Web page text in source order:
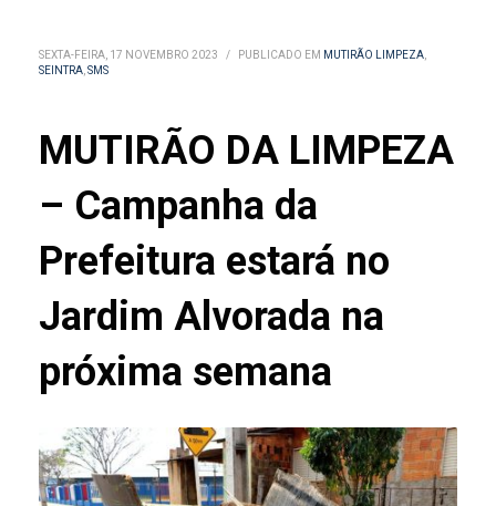
SEXTA-FEIRA, 17 NOVEMBRO 2023 / PUBLICADO EM MUTIRÃO LIMPEZA,
SEINTRA,SMS
MUTIRÃO DA LIMPEZA
– Campanha da
Prefeitura estará no
Jardim Alvorada na
próxima semana